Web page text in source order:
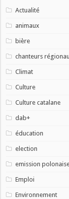
Actualité
animaux
bière
chanteurs
Climat
Culture
Culture catalane
dab+
éducation
election
emission
Emploi
Environnement